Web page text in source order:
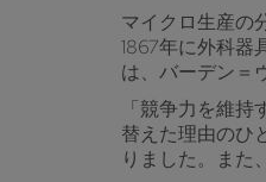
マイクロ生産の
1867年に外科器
は、バーデン＝
「競争力を維
替えた理由のひ
りました。また